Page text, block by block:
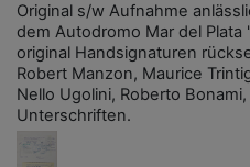
Original s/w Aufnahme
dem Autodromo Mar del Plata
original Handsignaturen
Robert Manzon, Maurice
Nello Ugolini, Roberto
Unterschriften.